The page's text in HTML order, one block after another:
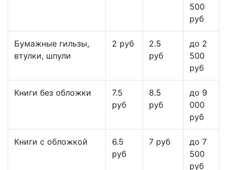
500
руб
Бумажные гильзы,
втулки, шпули
2 руб
2.5
руб
до 2
500
руб
Книги без обложки
7.5
руб
8.5
руб
до 9
000
руб
Книги с обложкой
6.5
руб
7 руб
до 7
500
руб